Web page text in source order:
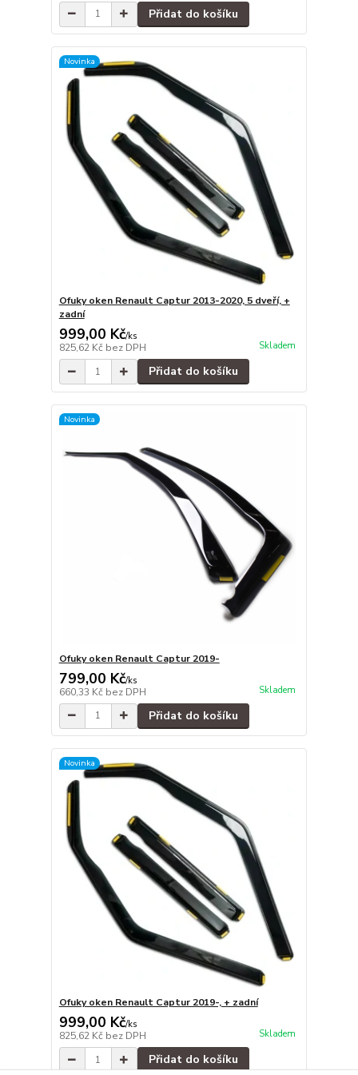
Přidat do košíku
Novinka
Ofuky oken Renault Captur 2013-2020, 5 dveří, +
zadní
999,00 Kč/ks
825,62 Kč bez DPH Skladem
Přidat do košíku
Novinka
Ofuky oken Renault Captur 2019-
799,00 Kč/ks
660,33 Kč bez DPH Skladem
Přidat do košíku
Novinka
Ofuky oken Renault Captur 2019-, + zadní
999,00 Kč/ks
825,62 Kč bez DPH Skladem
Přidat do košíku